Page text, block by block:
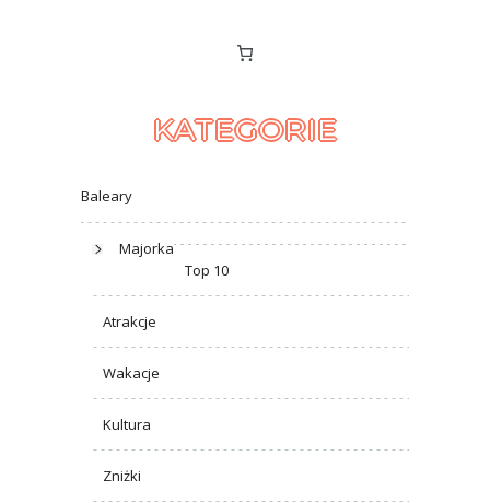
KATEGORIE
Baleary
Majorka
Top 10
Atrakcje
Wakacje
Kultura
Zniżki